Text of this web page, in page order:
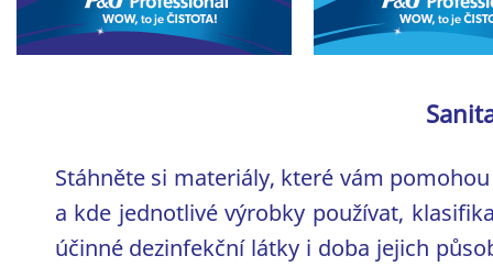
Stáhněte si materiály, které vám
a kde jednotlivé výrobky používat,
účinné dezinfekční látky i doba jejich